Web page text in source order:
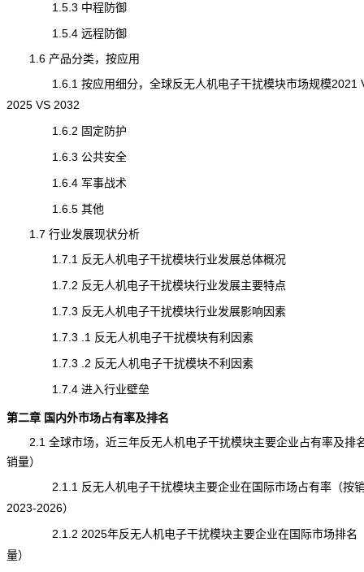
1.5.3 中程防御
1.5.4 远程防御
1.6 产品分类，按应用
1.6.1 按应用细分，全球反无人机电子干扰模块市场规模2021
2025 VS 2032
1.6.2 固定防护
1.6.3 公共安全
1.6.4 军事战术
1.6.5 其他
1.7 行业发展现状分析
1.7.1 反无人机电子干扰模块行业发展总体概况
1.7.2 反无人机电子干扰模块行业发展主要特点
1.7.3 反无人机电子干扰模块行业发展影响因素
1.7.3 .1 反无人机电子干扰模块有利因素
1.7.3 .2 反无人机电子干扰模块不利因素
1.7.4 进入行业壁垒
第二章 国内外市场占有率及排名
2.1 全球市场，近三年反无人机电子干扰模块主要企业占有率及排
销量）
2.1.1 反无人机电子干扰模块主要企业在国际市场占有率（按
2023-2026）
2.1.2 2025年反无人机电子干扰模块主要企业在国际市场排名
量）